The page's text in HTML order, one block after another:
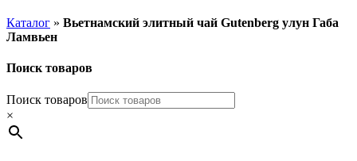
Каталог » Вьетнамский элитный чай Gutenberg улун Габа
Ламвьен
Поиск товаров
Поиск товаров
×